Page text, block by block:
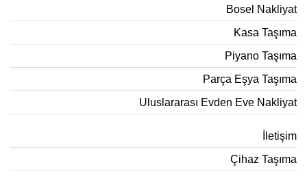
Bosel Nakliyat
Kasa Taşıma
Piyano Taşıma
Parça Eşya Taşıma
Uluslararası Evden Eve Nakliyat
İletişim
Çihaz Taşıma